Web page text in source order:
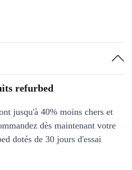
refurbed
jusqu'à 40% moins chers et
dès maintenant votre
dotés de 30 jours d'essai